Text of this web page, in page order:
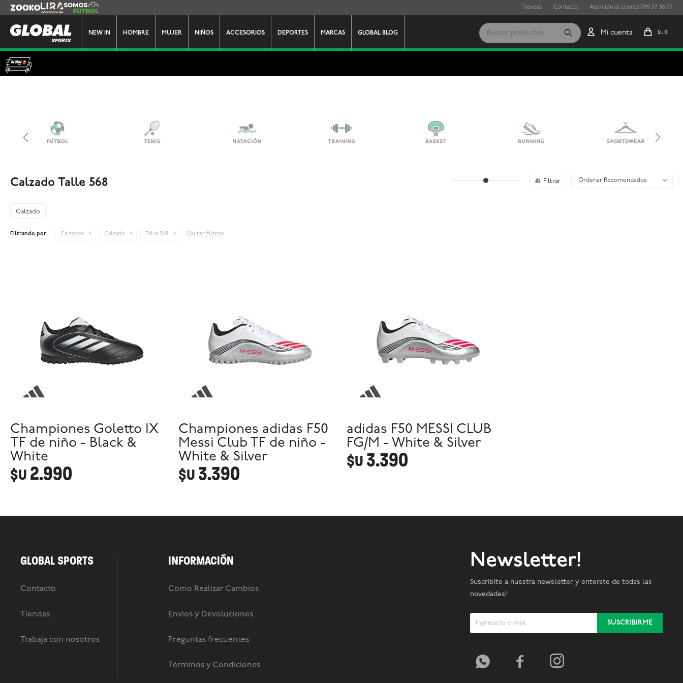
NEW IN HOMBRE MUJER NIÑOS ACCESORIOS DEPORTES MARCAS GLOBAL BLOG $U 0
Zooko Lira Somos Futbol Tiendas Contacto Atención al cliente 099 77 36 77
Calzado Talle 568 Recomendados
Calzado
Filtrando por: Calzados Calzado Talle 568 Quitar filtros
Championes Goletto IX
TF de niño - Black &
White
$U 2.990
Championes adidas F50
Messi Club TF de niño -
White & Silver
$U 3.390
adidas F50 MESSI CLUB
FG/M - White & Silver
$U 3.390
GLOBAL SPORTS
Contacto
Tiendas
Trabaja con nosotros
INFORMACIÓN
Como Realizar Cambios
Envíos y Devoluciones
Preguntas frecuentes
Términos y Condiciones
Newsletter!
Suscribite a nuestra newsletter y enterate de todas las
novedades!
SUSCRIBIRME
  